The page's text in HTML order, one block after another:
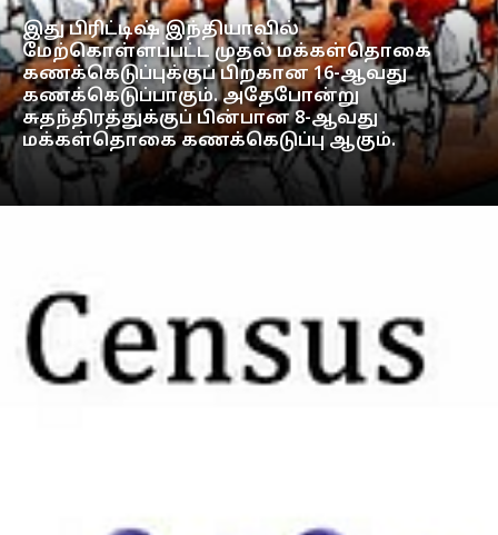
இது பிரிட்டிஷ் இந்தியாவில்
மேற்கொள்ளப்பட்ட முதல் மக்கள்தொகை
கணக்கெடுப்புக்குப் பிறகான 16-ஆவது
கணக்கெடுப்பாகும். அதேபோன்று
சுதந்திரத்துக்குப் பின்பான 8-ஆவது
மக்கள்தொகை கணக்கெடுப்பு ஆகும்.